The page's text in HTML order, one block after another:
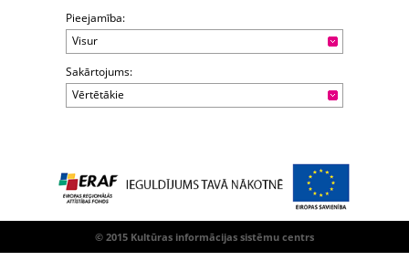
Pieejamība:
Visur
Sakārtojums:
Vērtētākie
© 2015 Kultūras informācijas sistēmu centrs